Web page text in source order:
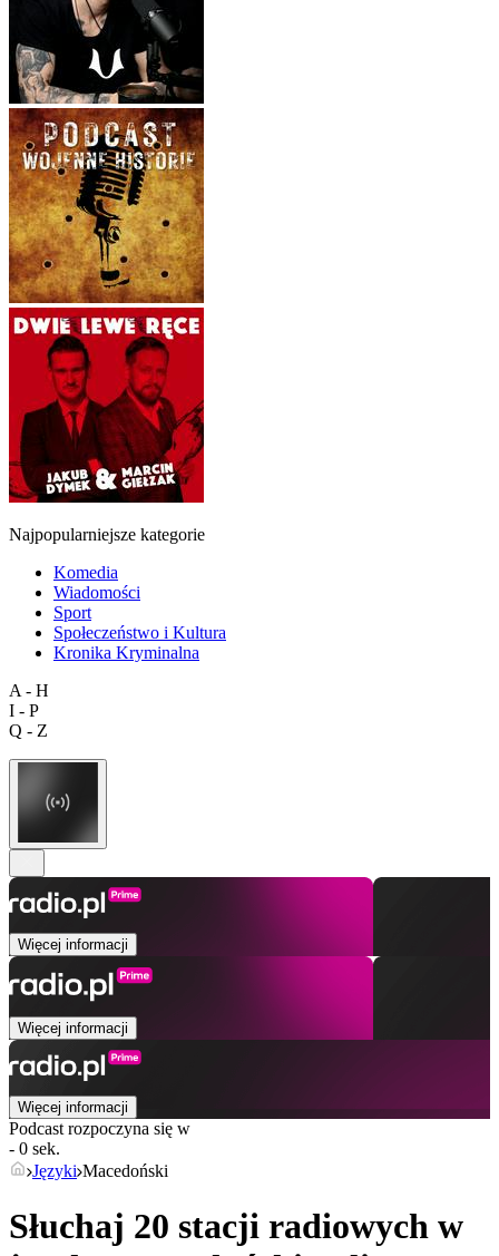
Najpopularniejsze kategorie
Komedia
Wiadomości
Sport
Społeczeństwo i Kultura
Kronika Kryminalna
A - H
I - P
Q - Z
Więcej informacji
Więcej informacji
Więcej informacji
Podcast rozpoczyna się w
- 0 sek.
Języki Macedoński
Słuchaj 20 stacji radiowych w